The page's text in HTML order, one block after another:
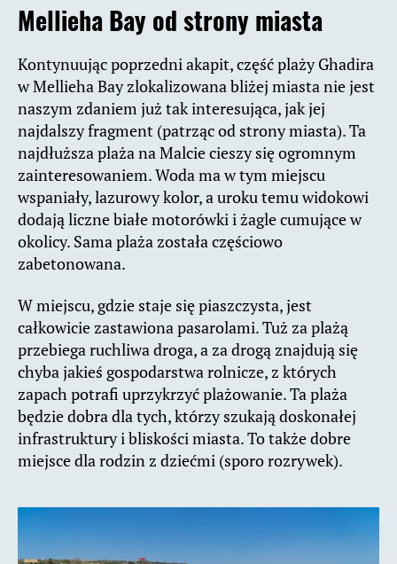
Mellieha Bay od strony miasta
Kontynuując poprzedni akapit, część plaży Ghadira
w Mellieha Bay zlokalizowana bliżej miasta nie jest
naszym zdaniem już tak interesująca, jak jej
najdalszy fragment (patrząc od strony miasta). Ta
najdłuższa plaża na Malcie cieszy się ogromnym
zainteresowaniem. Woda ma w tym miejscu
wspaniały, lazurowy kolor, a uroku temu widokowi
dodają liczne białe motorówki i żagle cumujące w
okolicy. Sama plaża została częściowo
zabetonowana.
W miejscu, gdzie staje się piaszczysta, jest
całkowicie zastawiona pasarolami. Tuż za plażą
przebiega ruchliwa droga, a za drogą znajdują się
chyba jakieś gospodarstwa rolnicze, z których
zapach potrafi uprzykrzyć plażowanie. Ta plaża
będzie dobra dla tych, którzy szukają doskonałej
infrastruktury i bliskości miasta. To także dobre
miejsce dla rodzin z dziećmi (sporo rozrywek).